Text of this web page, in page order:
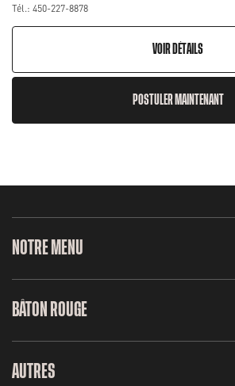
Tél.: 450-227-8878
VOIR DÉTAILS
POSTULER MAINTENANT
NOTRE MENU
BÂTON ROUGE
AUTRES